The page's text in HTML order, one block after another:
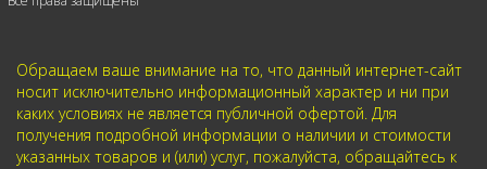
Обращаем ваше внимание на то, что данный интернет-сайт
носит исключительно информационный характер и ни при
каких условиях не является публичной офертой. Для
получения подробной информации о наличии и стоимости
указанных товаров и (или) услуг, пожалуйста, обращайтесь к